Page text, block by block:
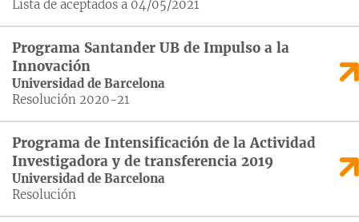
Lista de aceptados a 04/05/2021
Programa Santander UB de Impulso a la
Innovación
Universidad de Barcelona
Resolución 2020-21
Programa de Intensificación de la Actividad
Investigadora y de transferencia 2019
Universidad de Barcelona
Resolución